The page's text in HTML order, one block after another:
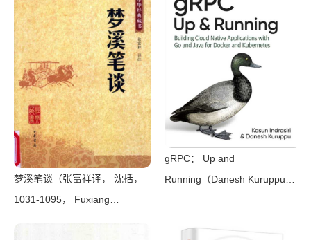
梦溪笔谈（张富祥译， 沈括，
1031-1095， Fuxiang
gRPC： Up and
Running（Danesh Kuruppu，